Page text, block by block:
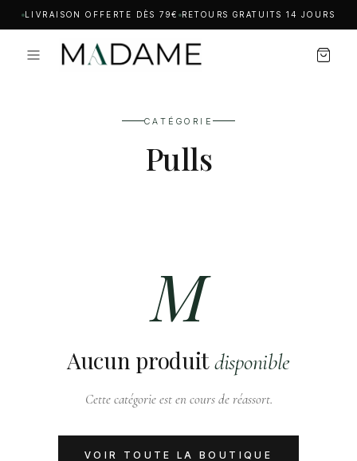
LIVRAISON OFFERTE DÈS 79€ RETOURS GRATUITS 14 JOURS
CATÉGORIE
Pulls
M
Aucun produitdisponible
Cette catégorie est en cours de réassort.
VOIR TOUTE LA BOUTIQUE